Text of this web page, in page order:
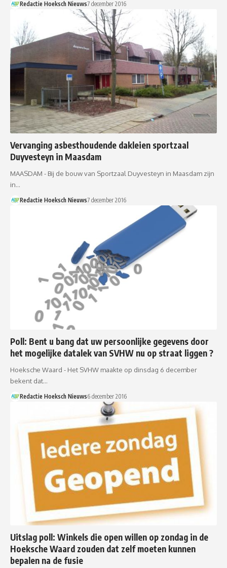
Redactie Hoeksch Nieuws7 december 2016
Vervanging asbesthoudende dakleien sportzaal
Duyvesteyn in Maasdam
MAASDAM - Bij de bouw van Sportzaal Duyvesteyn in Maasdam zijn
in…
Redactie Hoeksch Nieuws7 december 2016
Poll: Bent u bang dat uw persoonlijke gegevens door
het mogelijke datalek van SVHW nu op straat liggen ?
Hoeksche Waard - Het SVHW maakte op dinsdag 6 december
bekent dat…
Redactie Hoeksch Nieuws6 december 2016
Uitslag poll: Winkels die open willen op zondag in de
Hoeksche Waard zouden dat zelf moeten kunnen
bepalen na de fusie